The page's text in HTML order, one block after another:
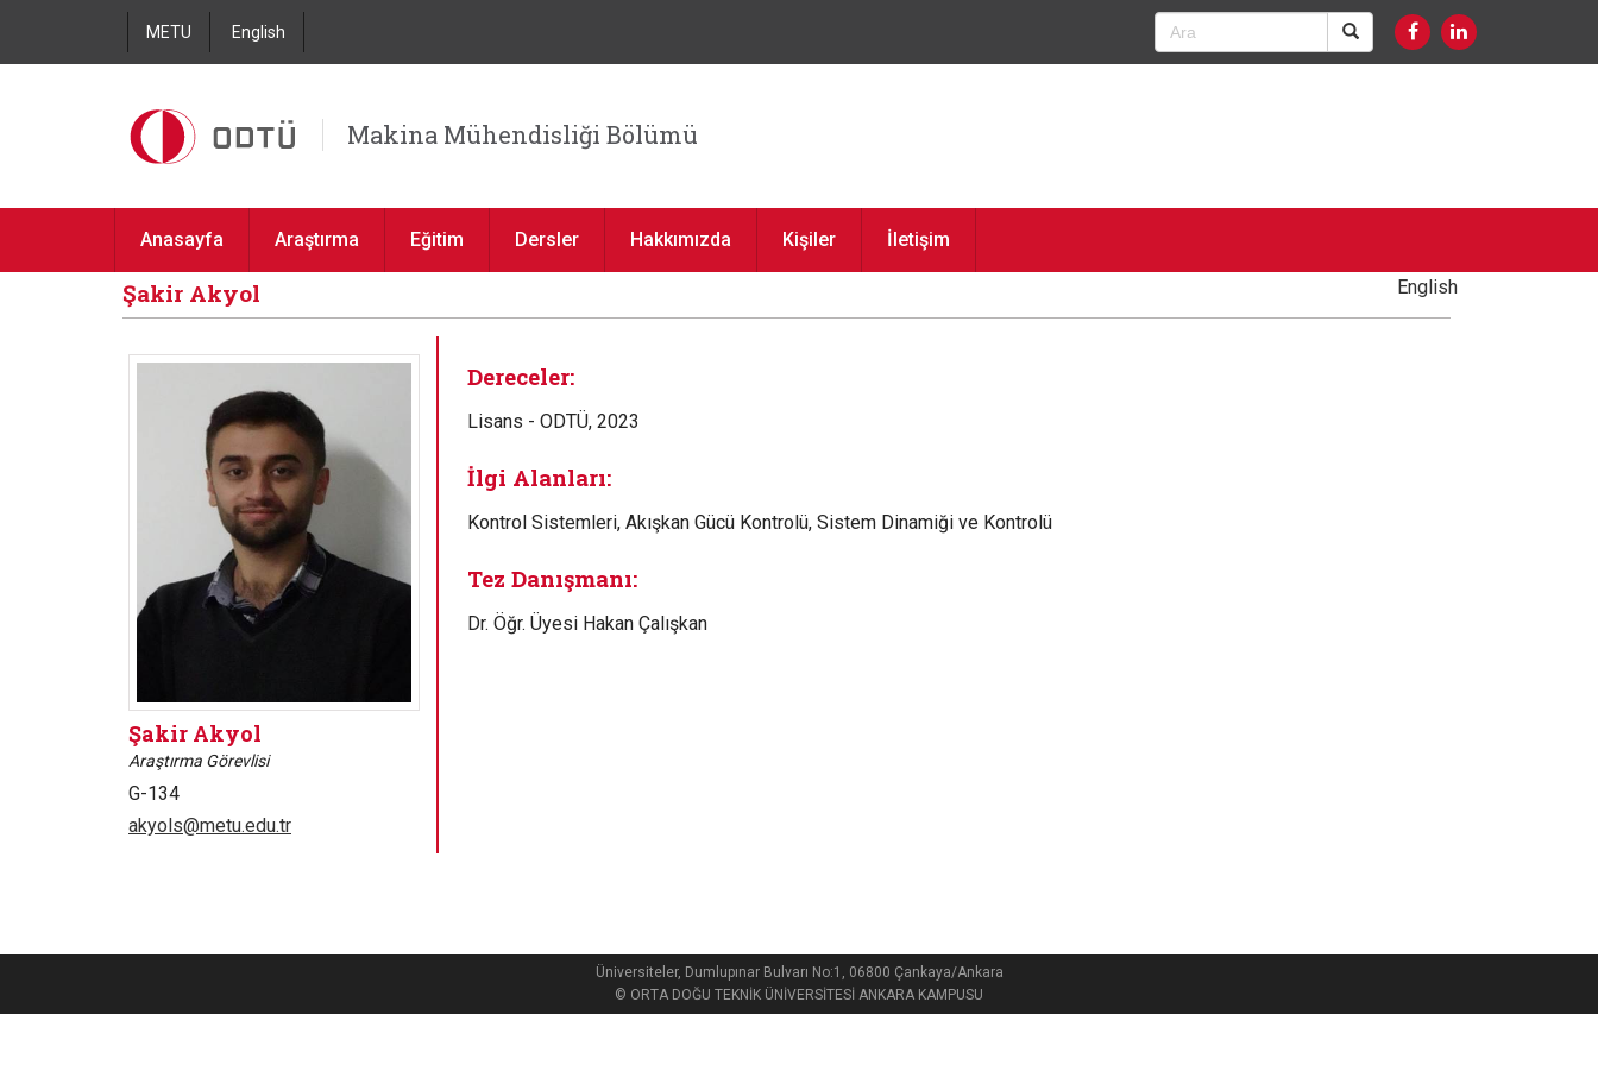
METU English
Makina Mühendisliği Bölümü
Anasayfa Araştırma Eğitim Dersler Hakkımızda Kişiler İletişim
Şakir Akyol
Şakir Akyol
Araştırma Görevlisi
G-134
akyols@metu.edu.tr
English
Dereceler:
Lisans - ODTÜ, 2023
İlgi Alanları:
Kontrol Sistemleri, Akışkan Gücü Kontrolü, Sistem Dinamiği ve Kontrolü
Tez Danışmanı:
Dr. Öğr. Üyesi Hakan Çalışkan
Üniversiteler, Dumlupınar Bulvarı No:1, 06800 Çankaya/Ankara
© ORTA DOĞU TEKNİK ÜNİVERSİTESİ ANKARA KAMPUSU